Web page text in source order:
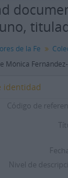
de la Fe
identidad
Código de
Nivel de